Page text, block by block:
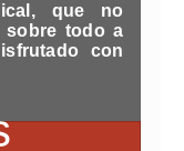
que no
sobre todo a
con